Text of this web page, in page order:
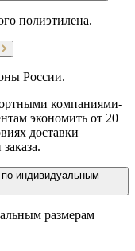
полиэтилена.
России.
компаниями-
экономить от 20
доставки
индивидуальным
размерам